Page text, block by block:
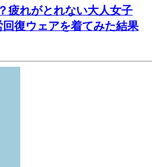
疲れがとれない大人女子
復ウェアを着てみた結果